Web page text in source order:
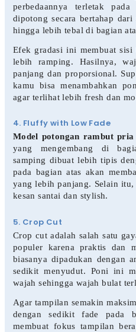
perbedaannya terletak
dipotong secara bertahap
hingga lebih tebal di bagian
Efek gradasi ini membuat
lebih ramping. Hasilnya,
panjang dan proporsional.
kamu bisa menambahkan
agar terlihat lebih fresh dan
4. Fluffy with Low Fade
Model potongan rambut
yang mengembang di
samping dibuat lebih tipis
pada bagian atas akan
yang lebih panjang. Selain
kesan santai dan stylish.
5. Crop Cut
Crop cut adalah salah satu
populer karena praktis dan
biasanya dipadukan dengan
sedikit menyudut. Poni ini
wajah sehingga wajah bulat
Agar tampilan semakin
dengan sedikit fade pada
membuat fokus tampilan